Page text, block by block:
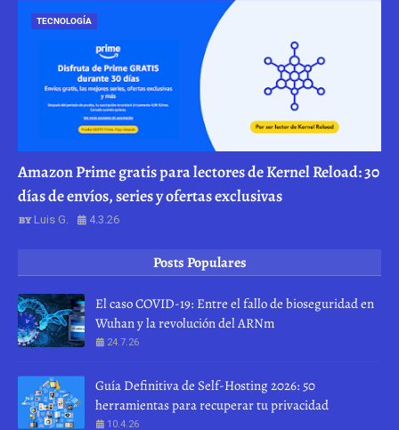
TECNOLOGÍA
Amazon Prime gratis para lectores de Kernel Reload: 30
días de envíos, series y ofertas exclusivas
Luis G. 4.3.26
Posts Populares
El caso COVID-19: Entre el fallo de bioseguridad en
Wuhan y la revolución del ARNm
24.7.26
Guía Definitiva de Self-Hosting 2026: 50
herramientas para recuperar tu privacidad
10.4.26